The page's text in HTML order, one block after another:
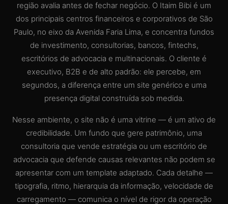
região avalia antes de fechar negócio. O Itaim Bibi é um
dos principais centros financeiros e corporativos de São
Paulo, no eixo da Avenida Faria Lima, e concentra fundos
de investimento, consultorias, bancos, fintechs,
escritórios de advocacia e multinacionais. O cliente é
executivo, B2B e de alto padrão: ele percebe, em
segundos, a diferença entre um site genérico e uma
presença digital construída sob medida.
Nesse ambiente, o site não é uma vitrine — é um ativo de
credibilidade. Um fundo que gere patrimônio, uma
consultoria que vende estratégia ou um escritório de
advocacia que defende causas relevantes não podem se
apresentar com um template adaptado. Cada detalhe —
tipografia, ritmo, hierarquia da informação, velocidade de
carregamento — comunica o nível de rigor da operação